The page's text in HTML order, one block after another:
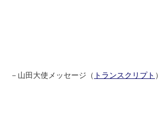
－山田大使メッセージ（ トランスクリプト ）